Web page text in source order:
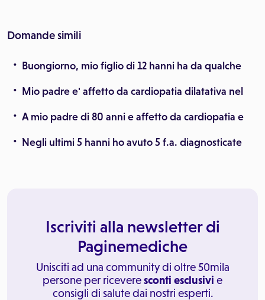
Domande simili
Buongiorno, mio figlio di 12 hanni ha da qualche
Mio padre e' affetto da cardiopatia dilatativa nel
A mio padre di 80 anni e affetto da cardiopatia e
Negli ultimi 5 hanni ho avuto 5 f.a. diagnosticate
Iscriviti alla newsletter di
Paginemediche
Unisciti ad una community di oltre 50mila
persone per riceveresconti esclusivi e
consigli di salute dai nostri esperti.